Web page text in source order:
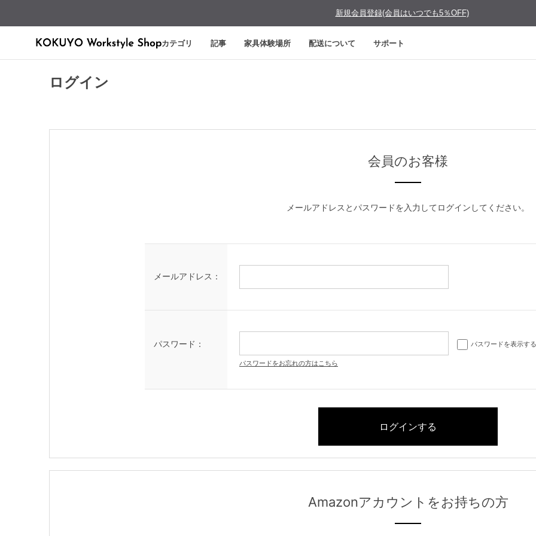
新規会員登録(会員はいつでも5％OFF)
カテゴリ 記事 家具体験場所 配送について サポート
ログイン
会員のお客様
メールアドレスとパスワードを入力してログインしてください。
メールアドレス：
パスワード： パスワードを表示する
パスワードをお忘れの方はこちら
Amazonアカウントをお持ちの方